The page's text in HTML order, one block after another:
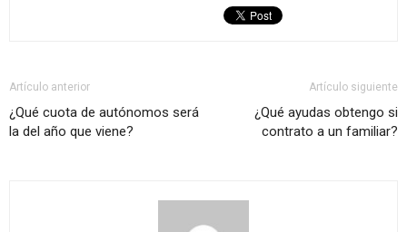
Artículo anterior
¿Qué cuota de autónomos será
la del año que viene?
Artículo siguiente
¿Qué ayudas obtengo si
contrato a un familiar?